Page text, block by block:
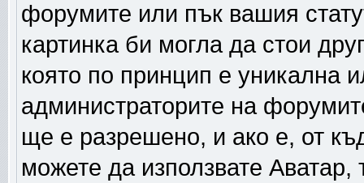
форумите или пък вашия
картинка би могла да стои
която по принцип е уникална
администраторите на
ще е разрешено, и ако е, от
можете да използвате Аватар,